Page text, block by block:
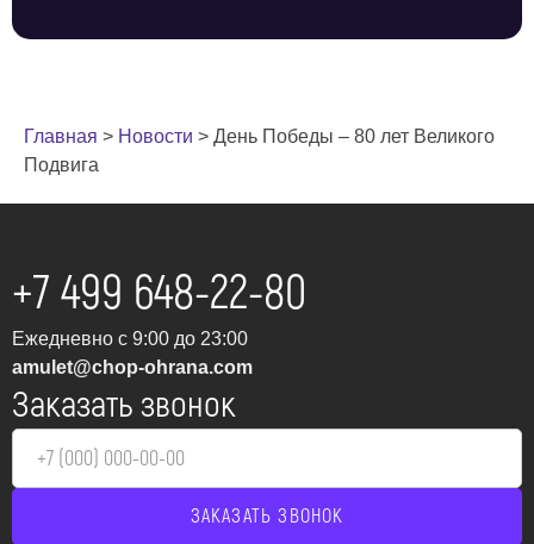
Главная > Новости > День Победы – 80 лет Великого
Подвига
+7 499 648-22-80
Ежедневно с 9:00 до 23:00
amulet@chop-ohrana.com
Заказать звонок